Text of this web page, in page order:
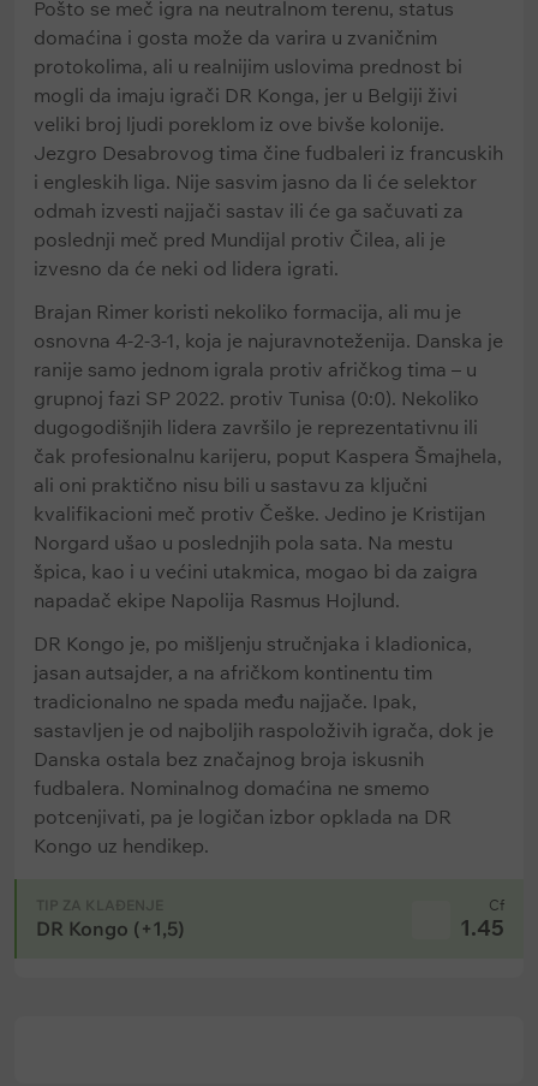
Pošto se meč igra na neutralnom terenu, status
domaćina i gosta može da varira u zvaničnim
protokolima, ali u realnijim uslovima prednost bi
mogli da imaju igrači DR Konga, jer u Belgiji živi
veliki broj ljudi poreklom iz ove bivše kolonije.
Jezgro Desabrovog tima čine fudbaleri iz francuskih
i engleskih liga. Nije sasvim jasno da li će selektor
odmah izvesti najjači sastav ili će ga sačuvati za
poslednji meč pred Mundijal protiv Čilea, ali je
izvesno da će neki od lidera igrati.
Brajan Rimer koristi nekoliko formacija, ali mu je
osnovna 4-2-3-1, koja je najuravnoteženija. Danska je
ranije samo jednom igrala protiv afričkog tima – u
grupnoj fazi SP 2022. protiv Tunisa (0:0). Nekoliko
dugogodišnjih lidera završilo je reprezentativnu ili
čak profesionalnu karijeru, poput Kaspera Šmajhela,
ali oni praktično nisu bili u sastavu za ključni
kvalifikacioni meč protiv Češke. Jedino je Kristijan
Norgard ušao u poslednjih pola sata. Na mestu
špica, kao i u većini utakmica, mogao bi da zaigra
napadač ekipe Napolija Rasmus Hojlund.
DR Kongo je, po mišljenju stručnjaka i kladionica,
jasan autsajder, a na afričkom kontinentu tim
tradicionalno ne spada među najjače. Ipak,
sastavljen je od najboljih raspoloživih igrača, dok je
Danska ostala bez značajnog broja iskusnih
fudbalera. Nominalnog domaćina ne smemo
potcenjivati, pa je logičan izbor opklada na DR
Kongo uz hendikep.
TIP ZA KLAĐENJE
DR Kongo (+1,5)
Cf
1.45